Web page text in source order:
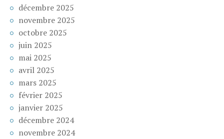
décembre 2025
novembre 2025
octobre 2025
juin 2025
mai 2025
avril 2025
mars 2025
février 2025
janvier 2025
décembre 2024
novembre 2024